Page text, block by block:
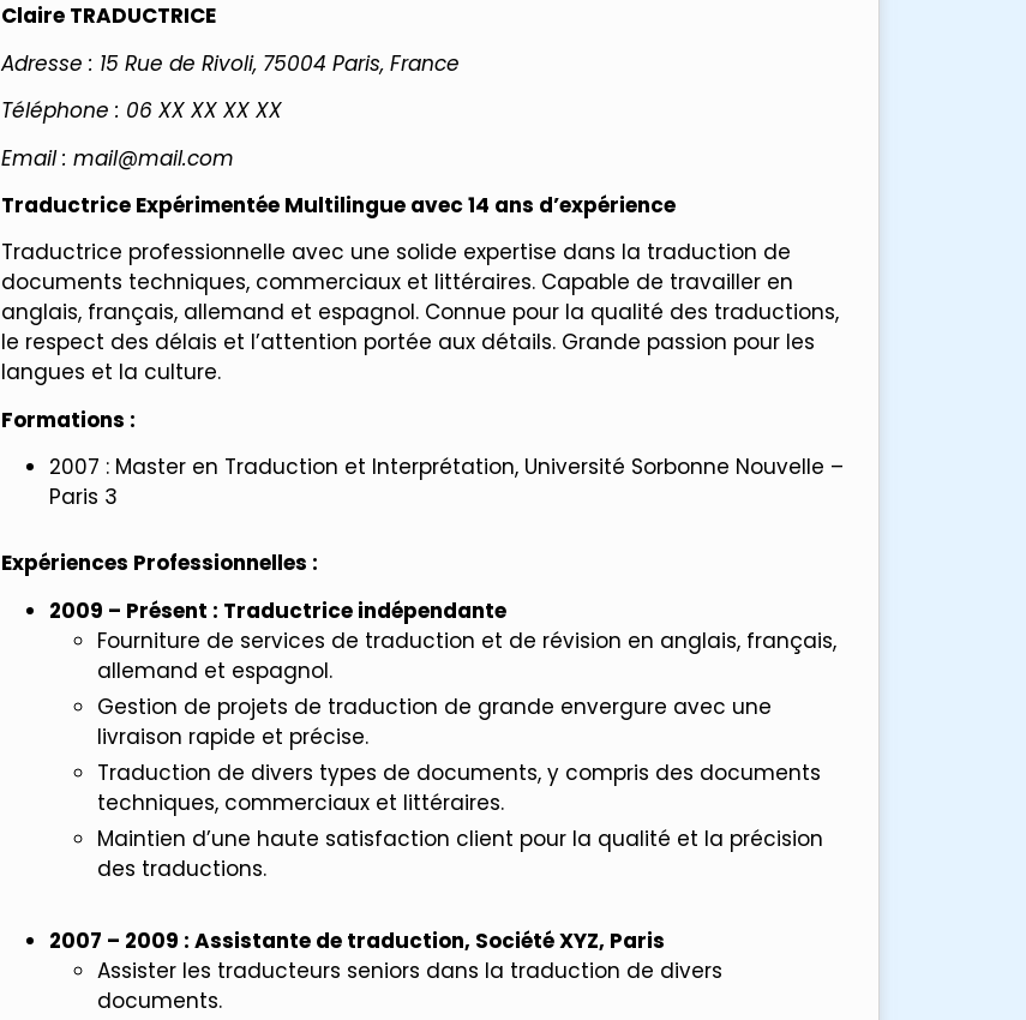
Claire TRADUCTRICE
Adresse : 15 Rue de Rivoli, 75004 Paris, France
Téléphone : 06 XX XX XX XX
Email : mail@mail.com
Traductrice Expérimentée Multilingue avec 14 ans d’expérience
Traductrice professionnelle avec une solide expertise dans la traduction de
documents techniques, commerciaux et littéraires. Capable de travailler en
anglais, français, allemand et espagnol. Connue pour la qualité des traductions,
le respect des délais et l’attention portée aux détails. Grande passion pour les
langues et la culture.
Formations :
2007 : Master en Traduction et Interprétation, Université Sorbonne Nouvelle –
Paris 3
Expériences Professionnelles :
2009 – Présent : Traductrice indépendante
Fourniture de services de traduction et de révision en anglais, français,
allemand et espagnol.
Gestion de projets de traduction de grande envergure avec une
livraison rapide et précise.
Traduction de divers types de documents, y compris des documents
techniques, commerciaux et littéraires.
Maintien d’une haute satisfaction client pour la qualité et la précision
des traductions.
2007 – 2009 : Assistante de traduction, Société XYZ, Paris
Assister les traducteurs seniors dans la traduction de divers
documents.